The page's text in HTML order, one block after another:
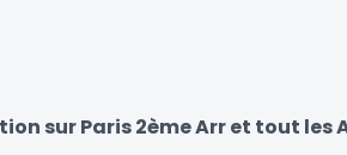
sur Paris 2ème Arr et tout les